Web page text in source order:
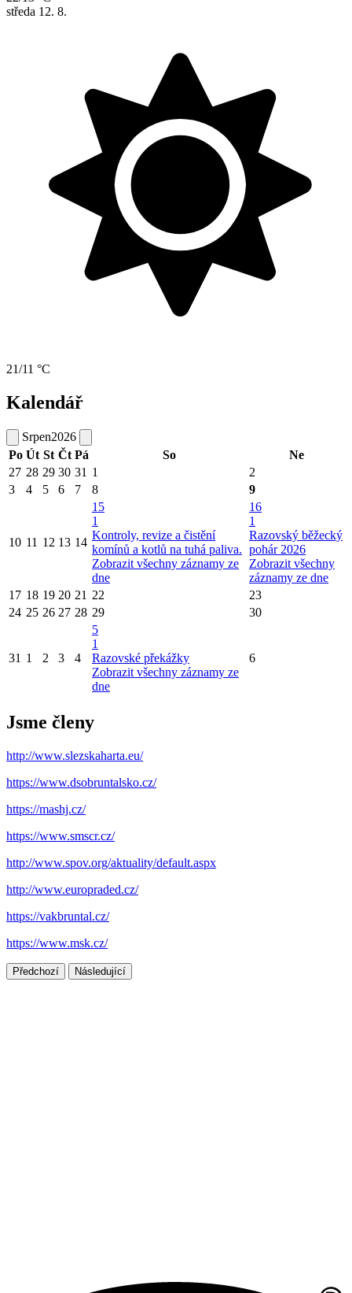
středa 12. 8.
21/11 °C
Kalendář
Srpen2026
Po Út St Čt Pá So
Ne
27 28 29 30 31 1
2
3
4 5 6 7 8 9
10 11 12 13 14
15
1
Kontroly, revize a čistění
komínů a kotlů na tuhá paliva.
Zobrazit všechny záznamy ze
dne
16
1
Razovský běžecký
pohár 2026
Zobrazit všechny
záznamy ze dne
17 18 19 20 21 22
23
24 25 26 27 28 29 30
31 1 2 3 4
5
1
Razovské překážky
Zobrazit všechny záznamy ze
dne
6
Jsme členy
http://www.slezskaharta.eu/
https://www.dsobruntalsko.cz/
https://mashj.cz/
https://www.smscr.cz/
http://www.spov.org/aktuality/default.aspx
http://www.europraded.cz/
https://vakbruntal.cz/
https://www.msk.cz/
Předchozí Následující